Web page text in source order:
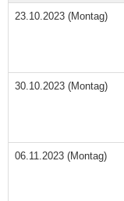
23.10.2023 (Montag)
30.10.2023 (Montag)
06.11.2023 (Montag)